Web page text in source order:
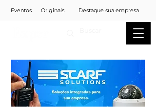
Eventos Originais Destaque sua empresa